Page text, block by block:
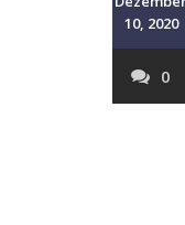
10, 2020
0